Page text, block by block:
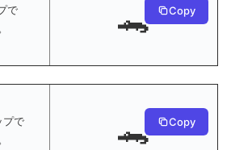
で
🐊 Copy
プで
🐊 Copy